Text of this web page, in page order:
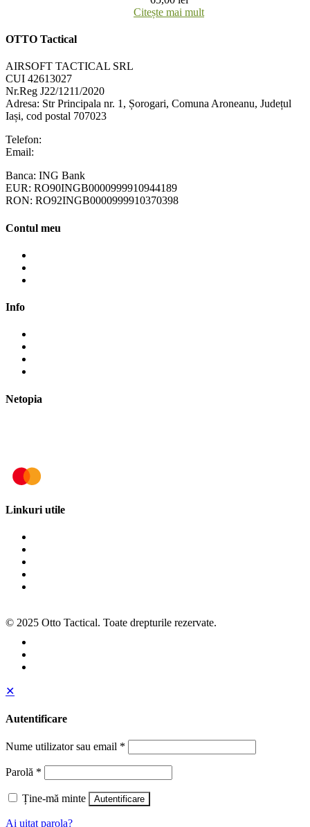
Citește mai mult
OTTO Tactical
AIRSOFT TACTICAL SRL
CUI 42613027
Nr.Reg J22/1211/2020
Adresa: Str Principala nr. 1 , Șorogari, Comuna Aroneanu, Județul
Iași, cod postal 707023
Telefon:
Email:
Banca: ING Bank
EUR: RO90INGB0000999910944189
RON: RO92INGB0000999910370398
Contul meu
Info
Netopia
Linkuri utile
© 2025 Otto Tactical. Toate drepturile rezervate.
✕
Autentificare
Nume utilizator sau email *
Parolă *
Ține-mă minte Autentificare
Ai uitat parola?